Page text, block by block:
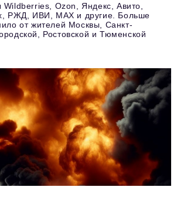
Ozon, Яндекс, Авито,
РЖД, ИВИ, MAX и другие. Больше
от жителей Москвы, Санкт-
Ростовской и Тюменской